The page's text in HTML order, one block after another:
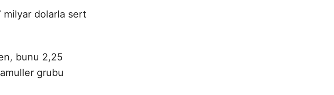
milyar dolarla sert
bunu 2,25
grubu